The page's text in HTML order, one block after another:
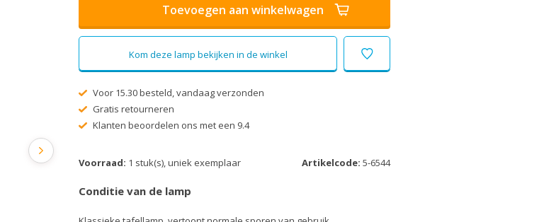
Toevoegen aan winkelwagen
Kom deze lamp bekijken in de winkel
Voor 15.30 besteld, vandaag verzonden
Gratis retourneren
Klanten beoordelen ons met een 9.4
Voorraad: 1 stuk(s), uniek exemplaar Artikelcode: 5-6544
Conditie van de lamp